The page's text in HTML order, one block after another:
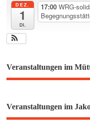
DEZ.
1
Di.
17:00WRG-
Veranstaltungen im
Veranstaltungen im